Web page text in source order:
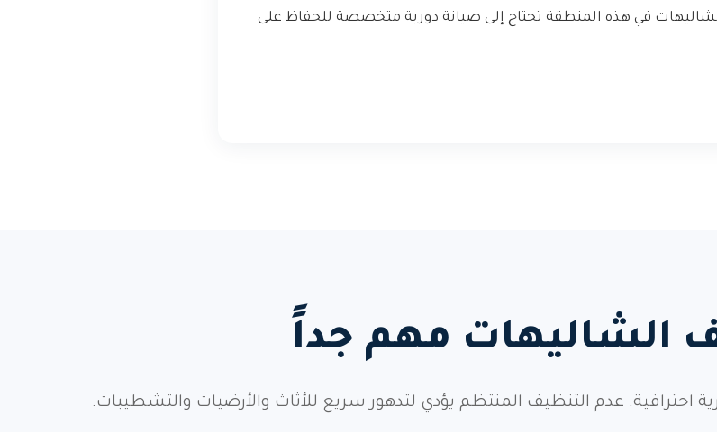
في هذه المنطقة تحتاج إلى صيانة دورية متخصصة للحفاظ على
الشاليهات مهم جداً
احترافية. عدم التنظيف المنتظم يؤدي لتدهور سريع للأثاث والأرضيات والتشطيبات.